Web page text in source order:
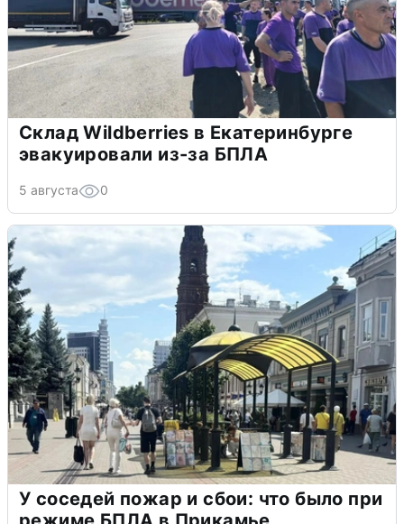
Склад Wildberries в Екатеринбурге
эвакуировали из-за БПЛА
5 августа 0
У соседей пожар и сбои: что было при